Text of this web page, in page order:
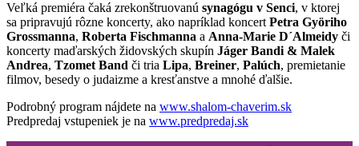
Veľká premiéra čaká zrekonštruovanú synagógu v Senci, v ktorej
sa pripravujú rôzne koncerty, ako napríklad koncert Petra Györiho
Grossmanna, Roberta Fischmanna a Anna-Marie D´Almeidy či
koncerty maďarských židovských skupín Jáger Bandi & Malek
Andrea, Tzomet Band či tria Lipa, Breiner, Palúch, premietanie
filmov, besedy o judaizme a kresťanstve a mnohé ďalšie.
Podrobný program nájdete na www.shalom-chaverim.sk
Predpredaj vstupeniek je na www.predpredaj.sk